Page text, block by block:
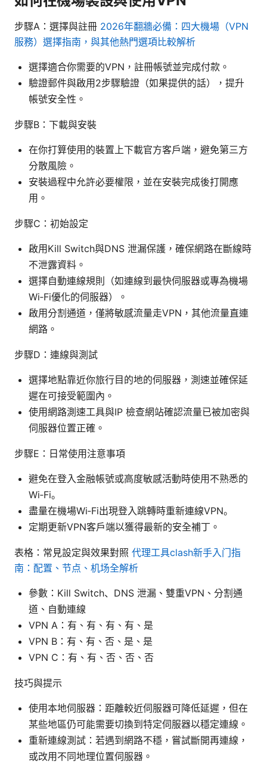
步驟A：選擇與註冊 2026年翻牆必備：四大機場（VPN
服務）選擇指南，與其他熱門選項比較解析
選擇適合你需要的VPN，註冊帳號並完成付款。
驗證郵件與啟用2步驟驗證（如果提供的話），提升
帳號安全性。
步驟B：下載與安裝
在你打算使用的裝置上下載官方客戶端，避免第三方
分散風險。
安裝過程中允許必要權限，並在安裝完成後打開應
用。
步驟C：初始設定
啟用Kill Switch與DNS 泄漏保護，確保網路在斷線時
不泄露資料。
選擇自動連線規則（如連線到最快伺服器或專為機場
Wi‑Fi優化的伺服器）。
啟用分割通道，僅將敏感流量走VPN，其他流量直連
網路。
步驟D：連線與測試
選擇地點靠近你旅行目的地的伺服器，測速並確保延
遲在可接受範圍內。
使用網路測速工具與IP 檢查網站確認流量已被加密與
伺服器位置正確。
步驟E：日常使用注意事項
避免在登入金融帳號或高度敏感活動時使用不熟悉的
Wi‑Fi。
盡量在機場Wi‑Fi出現登入跳轉時重新連線VPN。
定期更新VPN客戶端以獲得最新的安全補丁。
表格：常見設定與效果對照 代理工具clash新手入门指
南：配置、节点、机场全解析
參數：Kill Switch、DNS 泄漏、雙重VPN、分割通
道、自動連線
VPN A：有、有、有、有、是
VPN B：有、有、否、是、是
VPN C：有、有、否、否、否
技巧與提示
使用本地伺服器：距離較近伺服器可降低延遲，但在
某些地區仍可能需要切換到特定伺服器以穩定連線。
重新連線測試：若遇到網路不穩，嘗試斷開再連線，
或改用不同地理位置伺服器。